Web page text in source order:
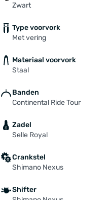
Zwart
Type voorvork
Met vering
Materiaal voorvork
Staal
Banden
Continental Ride Tour
Zadel
Selle Royal
Crankstel
Shimano Nexus
Shifter